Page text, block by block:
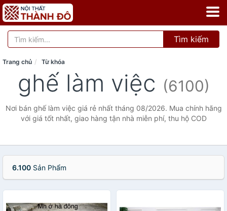
Tìm kiếm
Trang chủ Từ khóa
ghế làm việc (6100)
Nơi bán ghế làm việc giá rẻ nhất tháng 08/2026. Mua chính hãng
với giá tốt nhất, giao hàng tận nhà miễn phí, thu hộ COD
6.100 Sản Phẩm